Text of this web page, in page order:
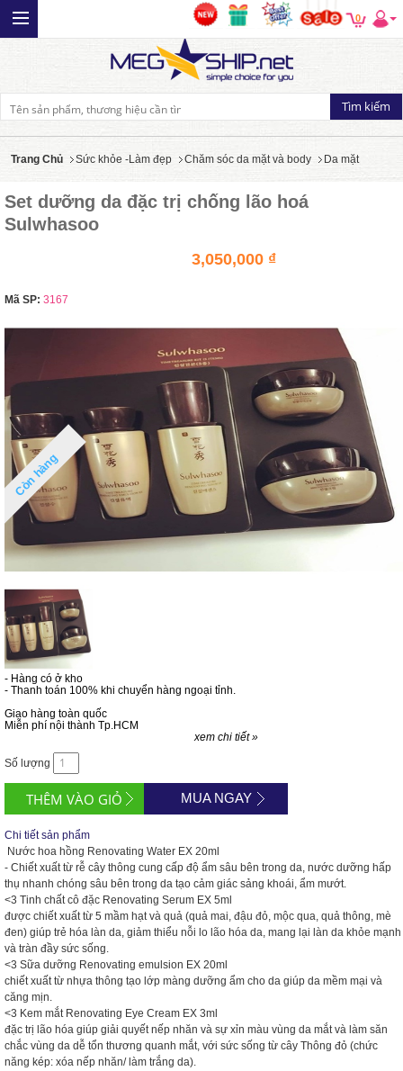
0
Trang Chủ Sức khỏe -Làm đẹp Chăm sóc da mặt và body Da mặt
Set dưỡng da đặc trị chống lão hoá
Sulwhasoo
3,050,000 ₫
Mã SP: 3167
Còn hàng
- Hàng có ở kho
- Thanh toán 100% khi chuyển hàng ngoại tỉnh.
Giao hàng toàn quốc
Miễn phí nội thành Tp.HCM
xem chi tiết »
Số lượng
MUA NGAY
Chi tiết sản phẩm
Nước hoa hồng Renovating Water EX 20ml
- Chiết xuất từ rễ cây thông cung cấp độ ẩm sâu bên trong da, nước dưỡng hấp
thụ nhanh chóng sâu bên trong da tạo cảm giác sảng khoái, ẩm mướt.
<3 Tinh chất cô đặc Renovating Serum EX 5ml
được chiết xuất từ 5 mầm hạt và quả (quả mai, đậu đỏ, mộc qua, quả thông, mè
đen) giúp trẻ hóa làn da, giảm thiểu nỗi lo lão hóa da, mang lại làn da khỏe mạnh
và tràn đầy sức sống.
<3 Sữa dưỡng Renovating emulsion EX 20ml
chiết xuất từ nhựa thông tạo lớp màng dưỡng ẩm cho da giúp da mềm mại và
căng mịn.
<3 Kem mắt Renovating Eye Cream EX 3ml
đặc trị lão hóa giúp giải quyết nếp nhăn và sự xỉn màu vùng da mắt và làm săn
chắc vùng da dễ tổn thương quanh mắt, với sức sống từ cây Thông đỏ (chức
năng kép: xóa nếp nhăn/ làm trắng da).